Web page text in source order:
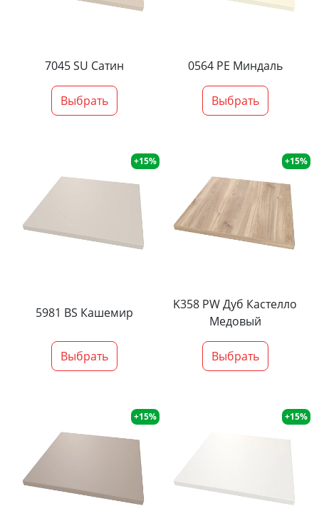
7045 SU Сатин
Выбрать
0564 PE Миндаль
Выбрать
+15%
5981 BS Кашемир
Выбрать
+15%
K358 PW Дуб Кастелло
Медовый
Выбрать
+15% +15%